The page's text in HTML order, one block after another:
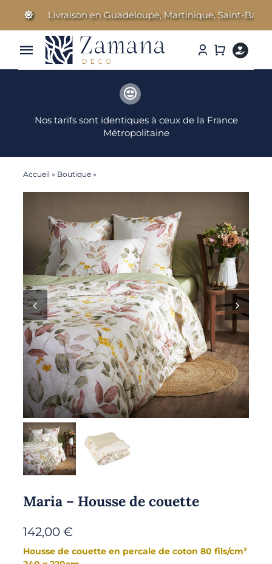
Livraison en Guadeloupe, Martinique, Saint-
Toggle
Parfums d’ambiance
Cosmétiques Bien-être
Idées Cadeaux
Nos marques
Nos tarifs sont identiques à ceux de la France
Métropolitaine
Accueil » Boutique»
Maria – Housse de couette
142,00 €
Housse de couette en percale de coton 80 fils/cm²